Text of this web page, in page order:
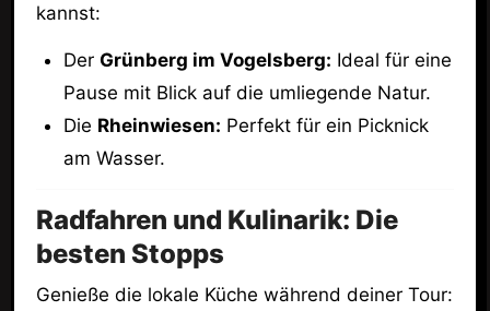
kannst:
DerGrünberg im Vogelsberg: Ideal für eine
Pause mit Blick auf die umliegende Natur.
Die Rheinwiesen: Perfekt für ein Picknick
am Wasser.
Radfahren und Kulinarik: Die
besten Stopps
Genieße die lokale Küche während deiner Tour: